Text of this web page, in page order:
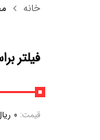
خانه
فیلتر
قیمت: 0 ریال